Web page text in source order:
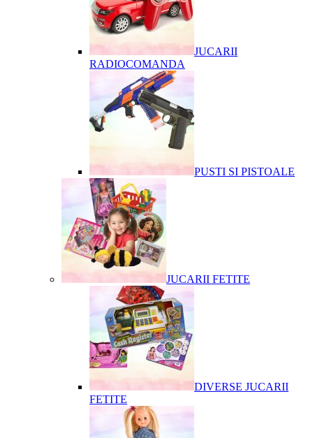
JUCARII
RADIOCOMANDA
PUSTI SI PISTOALE
JUCARII FETITE
DIVERSE JUCARII
FETITE